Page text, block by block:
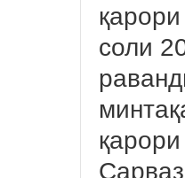
соли